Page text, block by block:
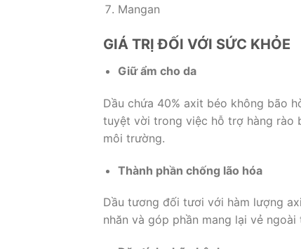
Mangan
GIÁ TRỊ ĐỐI VỚI SỨC KHỎE
Giữ ẩm cho da
Dầu chứa 40% axit béo không bão
tuyệt vời trong việc hỗ trợ hàng rào
môi trường.
Thành phần chống lão hóa
Dầu tương đối tươi với hàm lượng
nhăn và góp phần mang lại vẻ ngoài